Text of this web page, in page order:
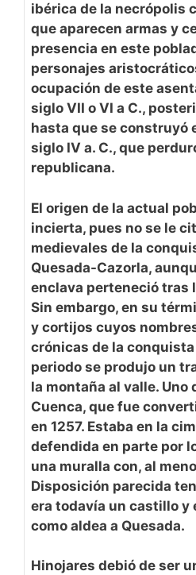
ibérica de la necrópolis
que aparecen armas y
presencia en este
personajes
ocupación de este
siglo VII o VI a C.,
hasta que se construyó
siglo IV a. C., que
republicana.
El origen de la actual
incierta, pues no se le
medievales de la
Quesada-Cazorla,
enclava perteneció tras
Sin embargo, en su
y cortijos cuyos
crónicas de la
periodo se produjo un
la montaña al valle. Uno
Cuenca, que fue
en 1257. Estaba en la
defendida en parte por
una muralla con, al
Disposición parecida
era todavía un castillo y
como aldea a Quesada.
Hinojares debió de ser